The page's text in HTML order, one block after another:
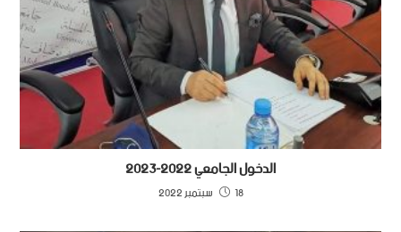
الدخول الجامعي 2022-2023
18 سبتمبر 2022